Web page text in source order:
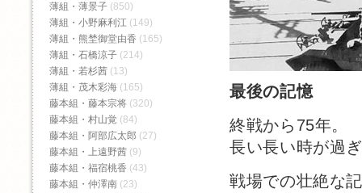
最後の記憶
終戦から75年。
長い長い時が過
戦場での壮絶な
薄組・薄景子 (850)
薄組・小野麻利江 (149)
薄組・熊埜御堂由香 (165)
薄組・石橋涼子 (214)
薄組・若杉茜 (13)
薄組・茂木彩海 (165)
藤本組・藤本宗将 (320)
藤本組・村山覚 (84)
藤本組・阿部広太郎 (27)
藤本組・上遠野茜 (9)
藤本組・福宿桃香‬ (43)
藤本組・仲澤南 (23)